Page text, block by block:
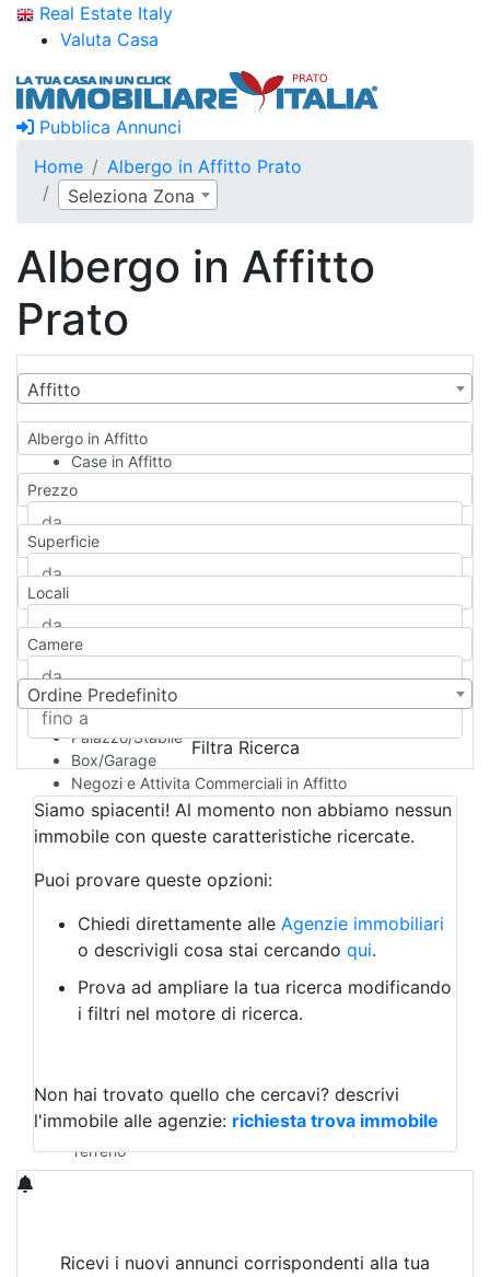
Real Estate Italy
Valuta Casa
Pubblica Annunci
Home
Albergo in Affitto Prato
Seleziona Zona
Albergo in Affitto
Prato
Affitto
Albergo in Affitto
Case in Affitto
Qualsiasi
Appartamento
Casa indipendente
Casa Semi-indipendente
Attico/Mansarda
Rustico/Casale
Camera d'Albergo
Multiproprietà
Palazzo/Stabile
Box/Garage
Negozi e Attivita Commerciali in Affitto
Qualsiasi
Attività/Licenza Commerciale
Azienda Agricola
Bar/Ristorante
Albergo
Laboratorio Artigianale
Negozio/locale commerciale
Agriturismo
Magazzini
Qualsiasi
Terreno edificabile
Terreno
Prezzo
Superficie
Locali
Camere
Ordine Predefinito
Filtra Ricerca
Siamo spiacenti! Al momento non abbiamo nessun
immobile con queste caratteristiche ricercate.
Puoi provare queste opzioni:
Chiedi direttamente alle Agenzie immobiliari
o descrivigli cosa stai cercando qui.
Prova ad ampliare la tua ricerca modificando
i filtri nel motore di ricerca.
Non hai trovato quello che cercavi? descrivi
l'immobile alle agenzie: richiesta trova immobile
Ricevi i nuovi annunci corrispondenti alla tua